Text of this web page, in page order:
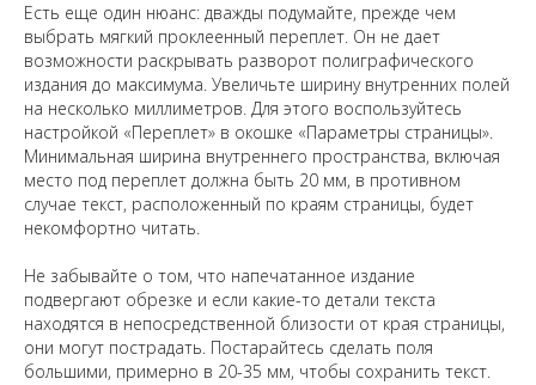
Есть еще один нюанс: дважды подумайте, прежде чем
выбрать мягкий проклеенный переплет. Он не дает
возможности раскрывать разворот полиграфического
издания до максимума. Увеличьте ширину внутренних полей
на несколько миллиметров. Для этого воспользуйтесь
настройкой «Переплет» в окошке «Параметры страницы».
Минимальная ширина внутреннего пространства, включая
место под переплет должна быть 20 мм, в противном
случае текст, расположенный по краям страницы, будет
некомфортно читать.
Не забывайте о том, что напечатанное издание
подвергают обрезке и если какие-то детали текста
находятся в непосредственной близости от края страницы,
они могут пострадать. Постарайтесь сделать поля
большими, примерно в 20-35 мм, чтобы сохранить текст.